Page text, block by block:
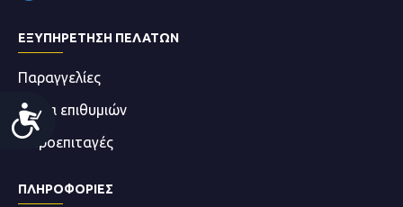
Accessibility
ΕΞΥΠΗΡΕΤΗΣΗ ΠΕΛΑΤΩΝ
Παραγγελίες
Λίστα επιθυμιών
Δωροεπιταγές
ΠΛΗΡΟΦΟΡΊΕΣ